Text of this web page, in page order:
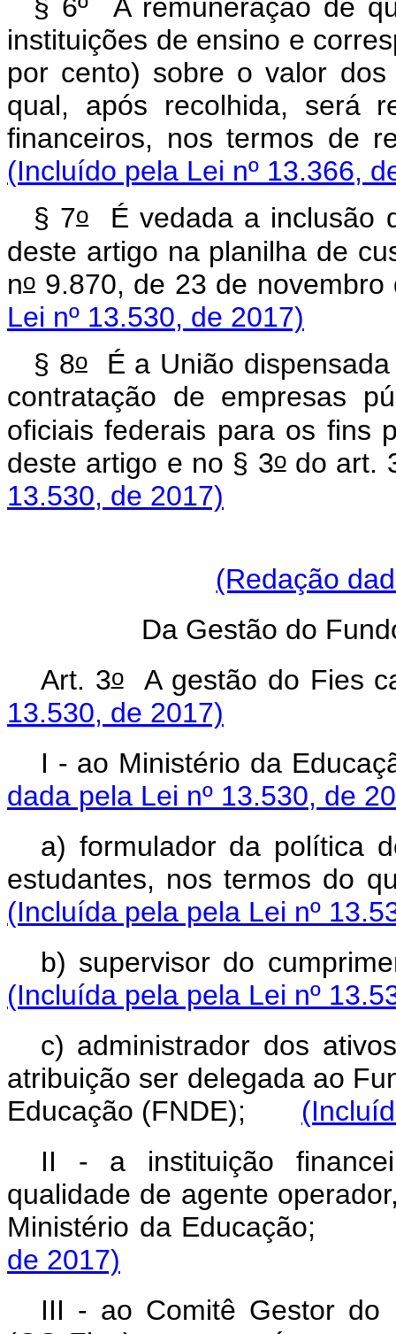
§ 6º A remuneração de
instituições de ensino e
por cento) sobre o valor
qual, após recolhida, será
financeiros, nos termos
(Incluído pela Lei nº 13.366,
§ 7oÉ vedada a inclusão
deste artigo na planilha de
no 9.870, de 23 de
Lei nº 13.530, de 2017)
§ 8oÉ a União dispensada
contratação de empresas
oficiais federais para os fins
deste artigo e no § 3odo art.
13.530, de 2017)
(Redação
Da Gestão do
Art. 3oA gestão do Fies
13.530, de 2017)
I - ao Ministério da
dada pela Lei nº 13.530, de
a) formulador da política
estudantes, nos termos
(Incluída pela pela Lei nº
b) supervisor do
(Incluída pela pela Lei nº
c) administrador dos
atribuição ser delegada ao
Educação (FNDE);
II - a instituição
qualidade de agente
Ministério da
de 2017)
III - ao Comitê Gestor do